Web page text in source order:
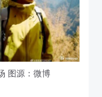
图源：微博